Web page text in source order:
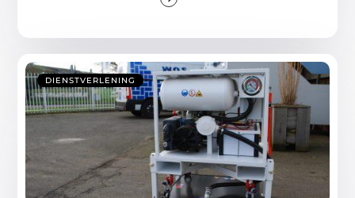
DIENSTVERLENING